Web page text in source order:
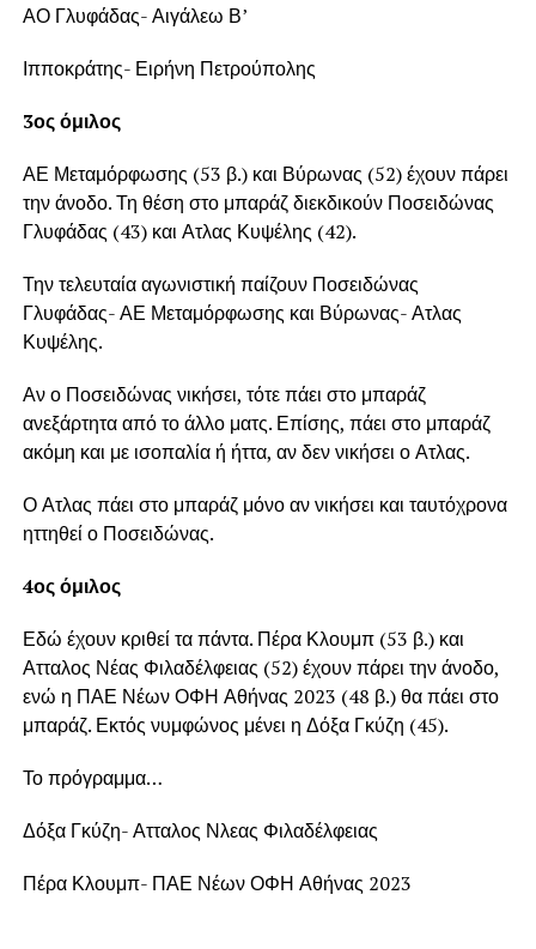
ΑΟ Γλυφάδας- Αιγάλεω Β’
Ιπποκράτης- Ειρήνη Πετρούπολης
3ος όμιλος
ΑΕ Μεταμόρφωσης (53 β.) και Βύρωνας (52) έχουν πάρει
την άνοδο. Τη θέση στο μπαράζ διεκδικούν Ποσειδώνας
Γλυφάδας (43) και Ατλας Κυψέλης (42).
Την τελευταία αγωνιστική παίζουν Ποσειδώνας
Γλυφάδας- ΑΕ Μεταμόρφωσης και Βύρωνας- Ατλας
Κυψέλης.
Αν ο Ποσειδώνας νικήσει, τότε πάει στο μπαράζ
ανεξάρτητα από το άλλο ματς. Επίσης, πάει στο μπαράζ
ακόμη και με ισοπαλία ή ήττα, αν δεν νικήσει ο Ατλας.
Ο Ατλας πάει στο μπαράζ μόνο αν νικήσει και ταυτόχρονα
ηττηθεί ο Ποσειδώνας.
4ος όμιλος
Εδώ έχουν κριθεί τα πάντα. Πέρα Κλουμπ (53 β.) και
Ατταλος Νέας Φιλαδέλφειας (52) έχουν πάρει την άνοδο,
ενώ η ΠΑΕ Νέων ΟΦΗ Αθήνας 2023 (48 β.) θα πάει στο
μπαράζ. Εκτός νυμφώνος μένει η Δόξα Γκύζη (45).
Το πρόγραμμα…
Δόξα Γκύζη- Ατταλος Νλεας Φιλαδέλφειας
Πέρα Κλουμπ- ΠΑΕ Νέων ΟΦΗ Αθήνας 2023